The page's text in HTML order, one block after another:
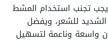
تجنب استخدام المشط
للشعر، ويفضل
واسعة وناعمة لتسهيل